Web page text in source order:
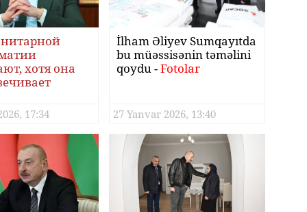
хотя она
17:34
İlham Əliyev Sumqayıtda
bu müəssisənin təməlini
qoydu -Fotolar
27 Yanvar 2026, 13:40